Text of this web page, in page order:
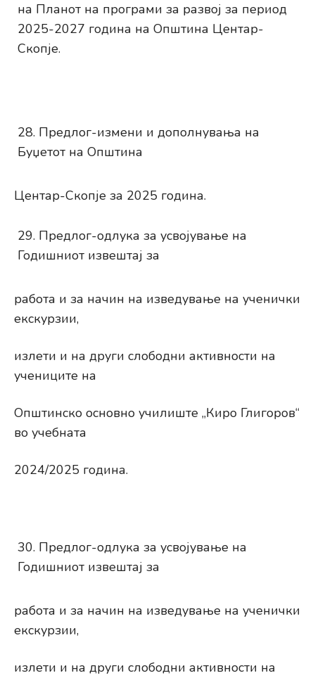
на Планот на програми за развој за период
2025-2027 година на Општина Центар-
Скопје.
Предлог-измени и дополнувања на
Буџетот на Општина
Центар-Скопје за 2025 година.
Предлог-одлука за усвојување на
Годишниот извештај за
работа и за начин на изведување на ученички
екскурзии,
излети и на други слободни активности на
учениците на
Општинско основно училиште „Киро Глигоров“
во учебната
2024/2025 година.
Предлог-одлука за усвојување на
Годишниот извештај за
работа и за начин на изведување на ученички
екскурзии,
излети и на други слободни активности на